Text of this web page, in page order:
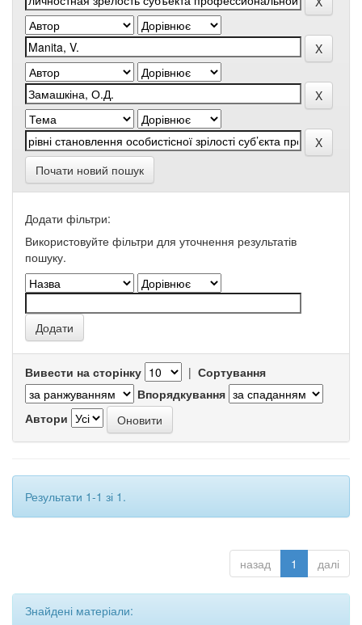
Почати новий пошук
Додати фільтри:
Використовуйте фільтри для уточнення результатів
пошуку.
Вивести на сторінку | Сортування
Впорядкування
Автори
Результати 1-1 зі 1.
назад 1 далі
Знайдені матеріали: